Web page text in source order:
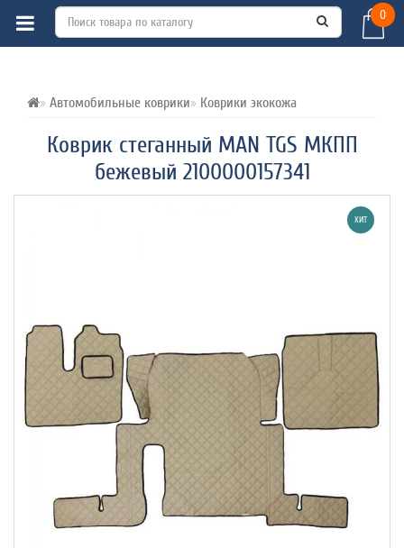
0
Автомобильные коврики Коврики экокожа
Коврик стеганный MAN TGS МКПП
бежевый 2100000157341
ВСЕ О ТОВАРЕ ХАРАКТЕРИСТИКИ
ХИТ